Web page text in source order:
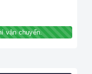
vận chuyển.